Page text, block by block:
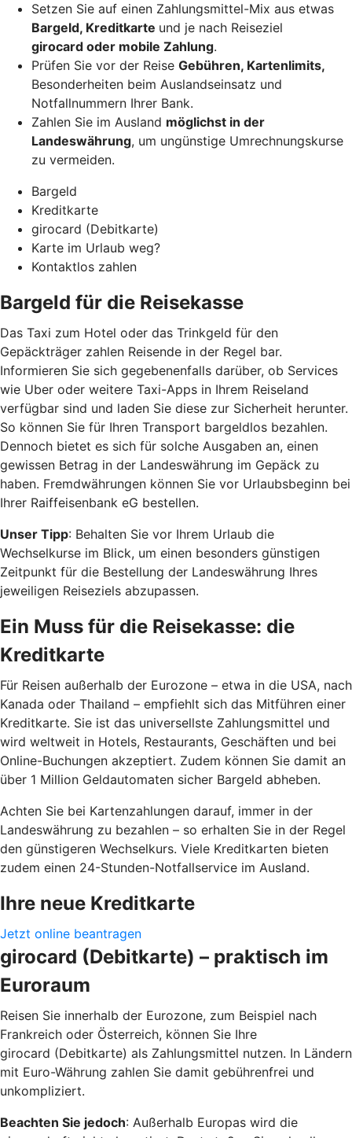
Setzen Sie auf einen Zahlungsmittel-Mix aus etwas
Bargeld, Kreditkarte und je nach Reiseziel
girocard oder mobile Zahlung.
Prüfen Sie vor der Reise Gebühren, Kartenlimits,
Besonderheiten beim Auslandseinsatz und
Notfallnummern Ihrer Bank.
Zahlen Sie im Ausland möglichst in der
Landeswährung, um ungünstige Umrechnungskurse
zu vermeiden.
Bargeld
Kreditkarte
girocard (Debitkarte)
Karte im Urlaub weg?
Kontaktlos zahlen
Bargeld für die Reisekasse
Das Taxi zum Hotel oder das Trinkgeld für den
Gepäckträger zahlen Reisende in der Regel bar.
Informieren Sie sich gegebenenfalls darüber, ob Services
wie Uber oder weitere Taxi-Apps in Ihrem Reiseland
verfügbar sind und laden Sie diese zur Sicherheit herunter.
So können Sie für Ihren Transport bargeldlos bezahlen.
Dennoch bietet es sich für solche Ausgaben an, einen
gewissen Betrag in der Landeswährung im Gepäck zu
haben. Fremdwährungen können Sie vor Urlaubsbeginn bei
Ihrer Raiffeisenbank eG bestellen.
Unser Tipp: Behalten Sie vor Ihrem Urlaub die
Wechselkurse im Blick, um einen besonders günstigen
Zeitpunkt für die Bestellung der Landeswährung Ihres
jeweiligen Reiseziels abzupassen.
Ein Muss für die Reisekasse: die
Kreditkarte
Für Reisen außerhalb der Eurozone – etwa in die USA, nach
Kanada oder Thailand – empfiehlt sich das Mitführen einer
Kreditkarte. Sie ist das universellste Zahlungsmittel und
wird weltweit in Hotels, Restaurants, Geschäften und bei
Online-Buchungen akzeptiert. Zudem können Sie damit an
über 1 Million Geldautomaten sicher Bargeld abheben.
Achten Sie bei Kartenzahlungen darauf, immer in der
Landeswährung zu bezahlen – so erhalten Sie in der Regel
den günstigeren Wechselkurs. Viele Kreditkarten bieten
zudem einen 24-Stunden-Notfallservice im Ausland.
Ihre neue Kreditkarte
Jetzt online beantragen
girocard (Debitkarte) – praktisch im
Euroraum
Reisen Sie innerhalb der Eurozone, zum Beispiel nach
Frankreich oder Österreich, können Sie Ihre
girocard (Debitkarte) als Zahlungsmittel nutzen. In Ländern
mit Euro-Währung zahlen Sie damit gebührenfrei und
unkompliziert.
Beachten Sie jedoch: Außerhalb Europas wird die